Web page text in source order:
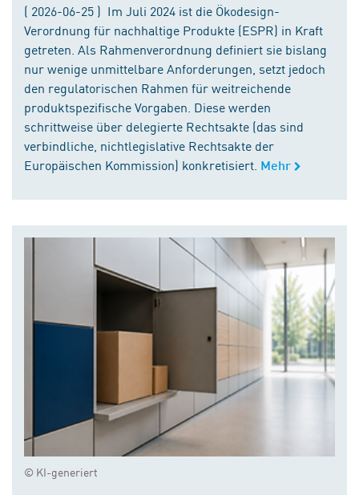
( 2026-06-25 ) Im Juli 2024 ist die Ökodesign-
Verordnung für nachhaltige Produkte (ESPR) in Kraft
getreten. Als Rahmenverordnung definiert sie bislang
nur wenige unmittelbare Anforderungen, setzt jedoch
den regulatorischen Rahmen für weitreichende
produktspezifische Vorgaben. Diese werden
schrittweise über delegierte Rechtsakte (das sind
verbindliche, nichtlegislative Rechtsakte der
Europäischen Kommission) konkretisiert. Mehr
© KI-generiert